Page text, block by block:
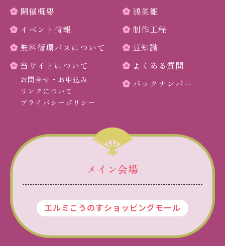
開催概要
イベント情報
無料循環バスについて
当サイトについて
お問合せ・お申込み
リンクについて
プライバシーポリシー
鴻巣雛
制作工程
豆知識
よくある質問
バックナンバー
メイン会場
エルミこうのすショッピングモール